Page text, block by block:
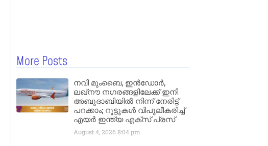
More Posts
നവി മുംബൈ, ഇൻഡോർ,
ലഖ്നൗ നഗരങ്ങളിലേക്ക് ഇനി
അബുദാബിയിൽ നിന്ന് നേരിട്ട്
പറക്കാം; റൂട്ടുകൾ വിപുലീകരിച്ച്
എയർ ഇന്ത്യ എക്സ് പ്രസ്
August 4, 2026 8:04 pm